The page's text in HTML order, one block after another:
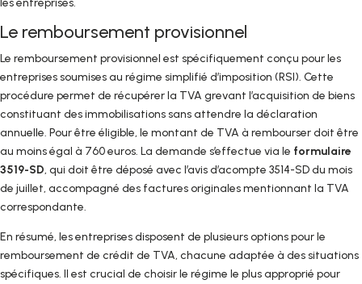
les entreprises.
Le remboursement provisionnel
Le remboursement provisionnel est spécifiquement conçu pour les
entreprises soumises au régime simplifié d’imposition (RSI). Cette
procédure permet de récupérer la TVA grevant l’acquisition de biens
constituant des immobilisations sans attendre la déclaration
annuelle. Pour être éligible, le montant de TVA à rembourser doit être
au moins égal à 760 euros. La demande s’effectue via le formulaire
3519-SD, qui doit être déposé avec l’avis d’acompte 3514-SD du mois
de juillet, accompagné des factures originales mentionnant la TVA
correspondante.
En résumé, les entreprises disposent de plusieurs options pour le
remboursement de crédit de TVA, chacune adaptée à des situations
spécifiques. Il est crucial de choisir le régime le plus approprié pour